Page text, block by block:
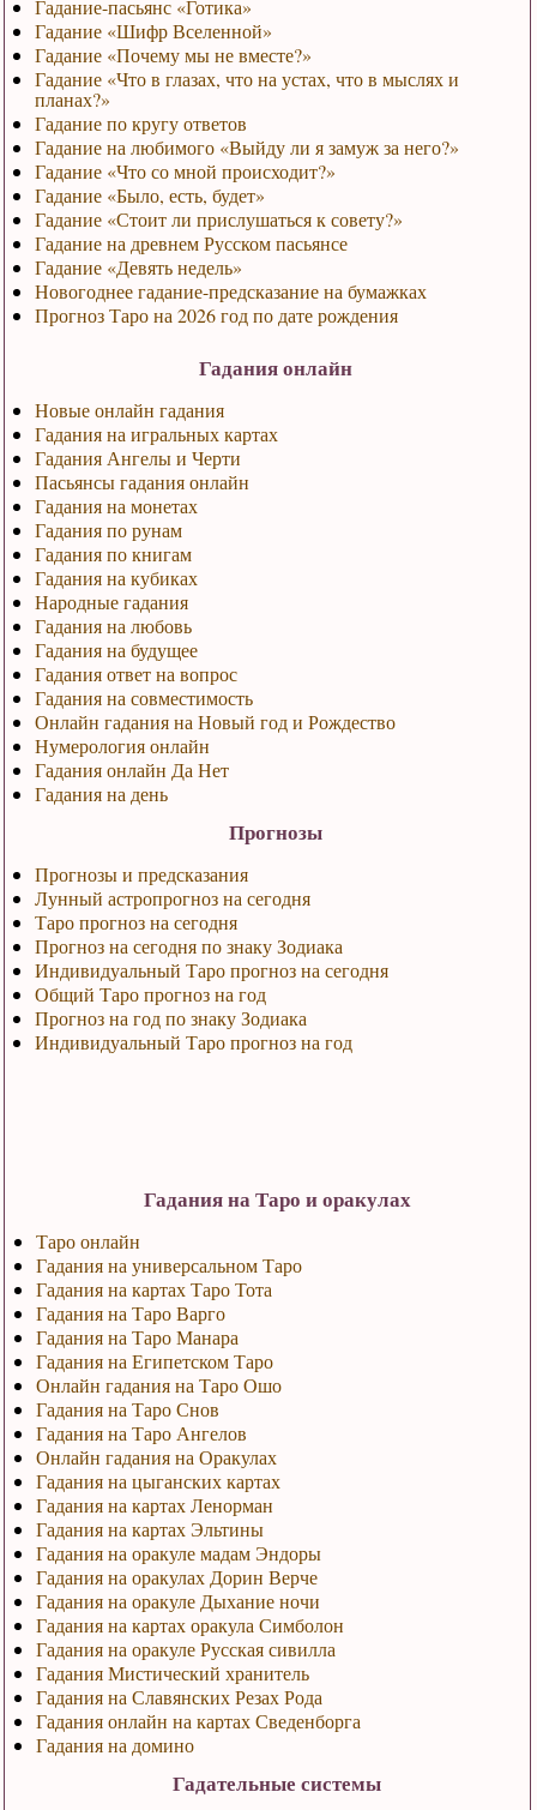
Гадание-пасьянс «Готика»
Гадание «Шифр Вселенной»
Гадание «Почему мы не вместе?»
Гадание «Что в глазах, что на устах, что в мыслях и
планах?»
Гадание по кругу ответов
Гадание на любимого «Выйду ли я замуж за него?»
Гадание «Что со мной происходит?»
Гадание «Было, есть, будет»
Гадание «Стоит ли прислушаться к совету?»
Гадание на древнем Русском пасьянсе
Гадание «Девять недель»
Новогоднее гадание-предсказание на бумажках
Прогноз Таро на 2026 год по дате рождения
Гадания онлайн
Новые онлайн гадания
Гадания на игральных картах
Гадания Ангелы и Черти
Пасьянсы гадания онлайн
Гадания на монетах
Гадания по рунам
Гадания по книгам
Гадания на кубиках
Народные гадания
Гадания на любовь
Гадания на будущее
Гадания ответ на вопрос
Гадания на совместимость
Онлайн гадания на Новый год и Рождество
Нумерология онлайн
Гадания онлайн Да Нет
Гадания на день
Прогнозы
Прогнозы и предсказания
Лунный астропрогноз на сегодня
Таро прогноз на сегодня
Прогноз на сегодня по знаку Зодиака
Индивидуальный Таро прогноз на сегодня
Общий Таро прогноз на год
Прогноз на год по знаку Зодиака
Индивидуальный Таро прогноз на год
Гадания на Таро и оракулах
Таро онлайн
Гадания на универсальном Таро
Гадания на картах Таро Тота
Гадания на Таро Варго
Гадания на Таро Манара
Гадания на Египетском Таро
Онлайн гадания на Таро Ошо
Гадания на Таро Снов
Гадания на Таро Ангелов
Онлайн гадания на Оракулах
Гадания на цыганских картах
Гадания на картах Ленорман
Гадания на картах Эльтины
Гадания на оракуле мадам Эндоры
Гадания на оракулах Дорин Верче
Гадания на оракуле Дыхание ночи
Гадания на картах оракула Симболон
Гадания на оракуле Русская сивилла
Гадания Мистический хранитель
Гадания на Славянских Резах Рода
Гадания онлайн на картах Сведенборга
Гадания на домино
Гадательные системы